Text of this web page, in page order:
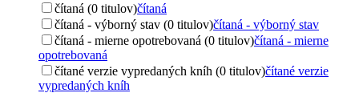
čítaná (0 titulov)čítaná
čítaná - výborný stav (0 titulov)čítaná - výborný stav
čítaná - mierne opotrebovaná (0 titulov)čítaná - mierne
opotrebovaná
čítané verzie vypredaných kníh (0 titulov)čítané verzie
vypredaných kníh